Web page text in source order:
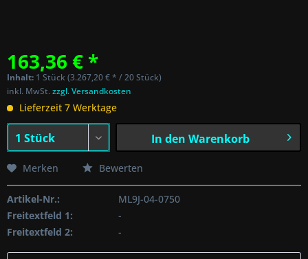
163,36 € *
Inhalt: 1 Stück (3.267,20 € * / 20 Stück)
inkl. MwSt.zzgl. Versandkosten
Lieferzeit 7 Werktage
In den Warenkorb
Merken Bewerten
Artikel-Nr.:
ML9J-04-0750
Freitextfeld 1:
-
Freitextfeld 2:
-